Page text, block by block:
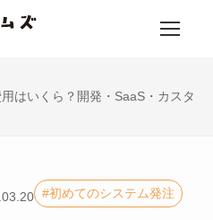
はいくら？開発・SaaS・カスタ
初めてのシステム発注